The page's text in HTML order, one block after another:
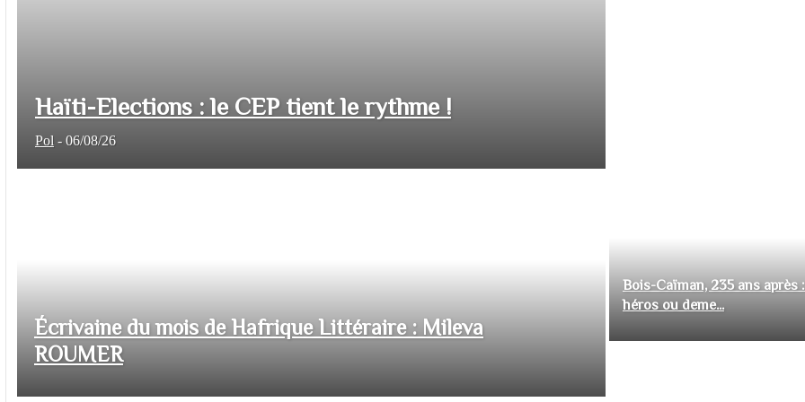
Haïti-Elections : le CEP tient le rythme !
Pol - 06/08/26
Écrivaine du mois de Hafrique Littéraire : Mileva
ROUMER
Bois-Caïman, 235 ans après
héros ou deme...